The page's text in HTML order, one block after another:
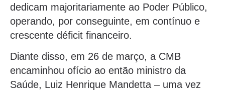
dedicam majoritariamente ao Poder Público,
operando, por conseguinte, em contínuo e
crescente déficit financeiro.
Diante disso, em 26 de março, a CMB
encaminhou ofício ao então ministro da
Saúde, Luiz Henrique Mandetta – uma vez